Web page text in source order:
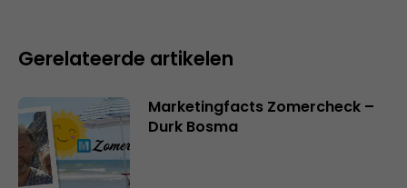
Gerelateerde artikelen
Marketingfacts Zomercheck –
Durk Bosma